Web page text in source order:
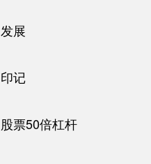
发展
印记
股票50倍杠杆